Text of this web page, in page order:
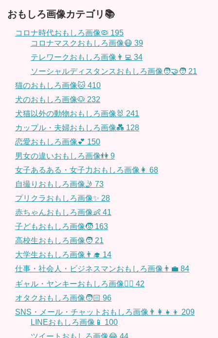
おもしろ画像カテゴリ📚
コロナ時代おもしろ画像🦠 195
コロナマスクおもしろ画像😷 39
テレワークおもしろ画像👨‍💻 34
ソーシャルディスタンスおもしろ画像🧑‍🤝‍🧑 21
猫のおもしろ画像🐱 410
犬のおもしろ画像🐶 232
犬猫以外の動物おもしろ画像🐰 241
カップル・夫婦おもしろ画像💑 128
恋愛おもしろ画像💕 150
男女の違いおもしろ画像👫 9
女子あるある・女子力おもしろ画像👩 68
自撮りおもしろ画像🤳 73
プリクラおもしろ画像✨ 28
赤ちゃんおもしろ画像👶 41
子どもおもしろ画像🧒 163
高校生おもしろ画像🧑 21
大学生おもしろ画像👨‍🎓 14
仕事・社会人・ビジネスマンおもしろ画像👨‍💼 84
ギャル・ヤンキーおもしろ画像👱‍♀️ 42
オタクおもしろ画像🧑🏻 96
SNS・メール・チャットおもしろ画像👨‍👩‍👧‍👦 209
LINEおもしろ画像📱 100
ツイートおもしろ画像😂 44